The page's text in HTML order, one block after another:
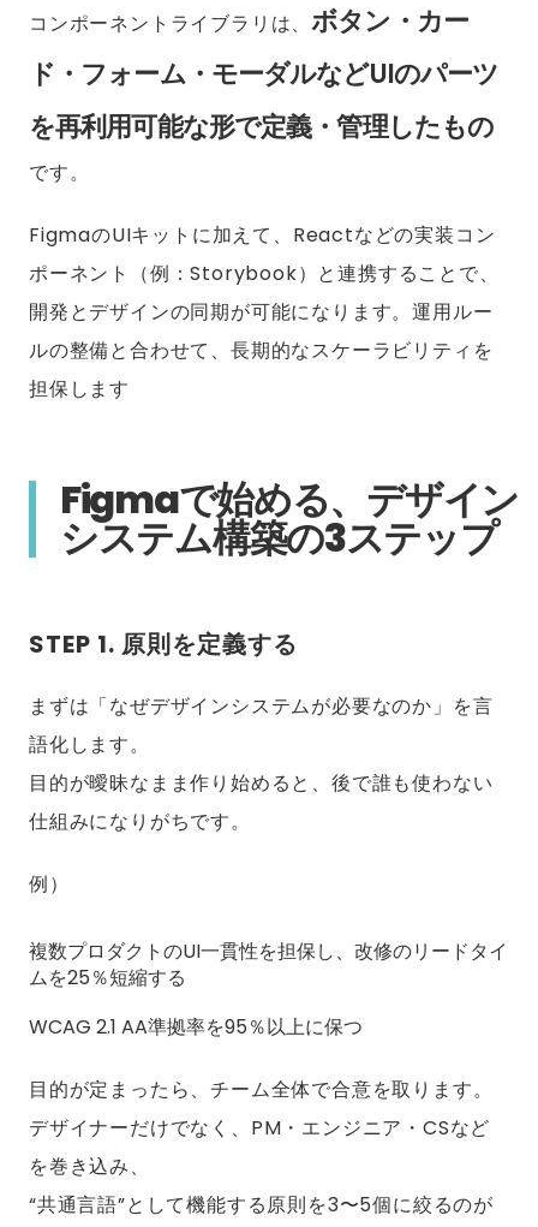
コンポーネントライブラリは、ボタン・カー
ド・フォーム・モーダルなどUIのパーツ
を再利用可能な形で定義・管理したもの
です。
FigmaのUIキットに加えて、Reactなどの実装コン
ポーネント（例：Storybook）と連携することで、
開発とデザインの同期が可能になります。運用ルー
ルの整備と合わせて、長期的なスケーラビリティを
担保します
Figmaで始める、デザイン
システム構築の3ステップ
STEP 1. 原則を定義する
まずは「なぜデザインシステムが必要なのか」を言
語化します。
目的が曖昧なまま作り始めると、後で誰も使わない
仕組みになりがちです。
例）
複数プロダクトのUI一貫性を担保し、改修のリードタイ
ムを25％短縮する
WCAG 2.1 AA準拠率を95％以上に保つ
目的が定まったら、チーム全体で合意を取ります。
デザイナーだけでなく、PM・エンジニア・CSなど
を巻き込み、
“共通言語”として機能する原則を3〜5個に絞るのが